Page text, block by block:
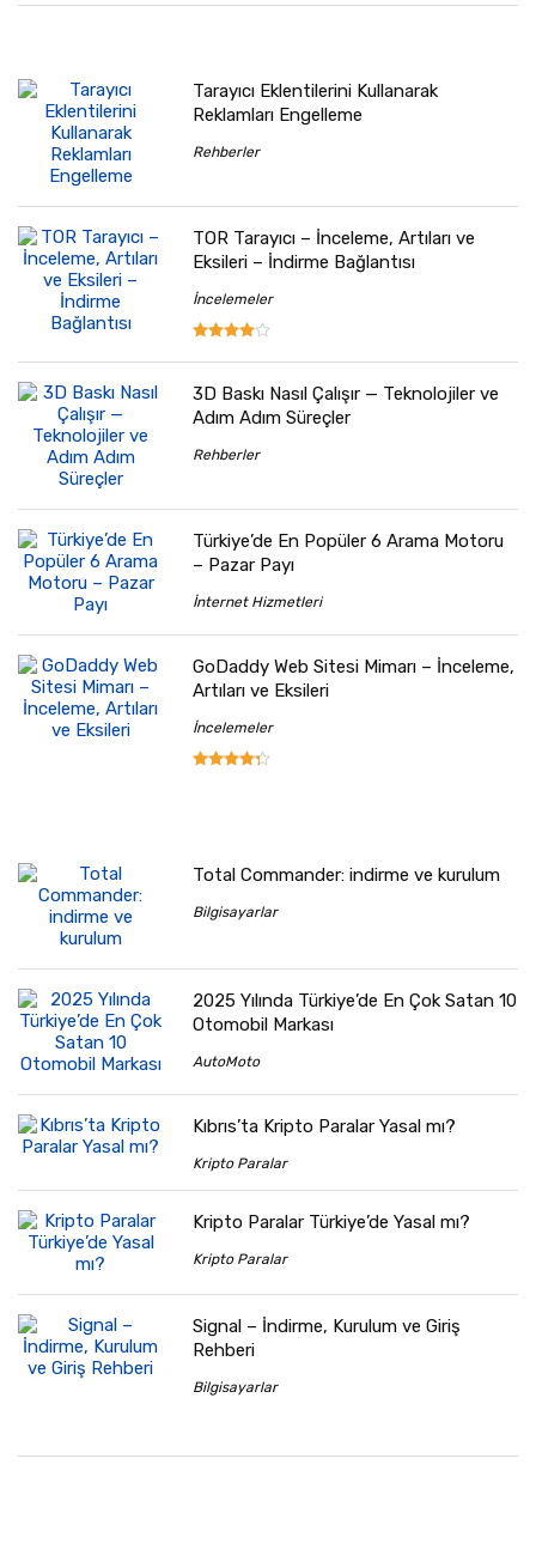
Tarayıcı Eklentilerini Kullanarak
Reklamları Engelleme
Rehberler
TOR Tarayıcı – İnceleme, Artıları ve
Eksileri – İndirme Bağlantısı
İncelemeler
3D Baskı Nasıl Çalışır — Teknolojiler ve
Adım Adım Süreçler
Rehberler
Türkiye’de En Popüler 6 Arama Motoru
– Pazar Payı
İnternet Hizmetleri
GoDaddy Web Sitesi Mimarı – İnceleme,
Artıları ve Eksileri
İncelemeler
Total Commander: indirme ve kurulum
Bilgisayarlar
2025 Yılında Türkiye’de En Çok Satan 10
Otomobil Markası
AutoMoto
Kıbrıs’ta Kripto Paralar Yasal mı?
Kripto Paralar
Kripto Paralar Türkiye’de Yasal mı?
Kripto Paralar
Signal – İndirme, Kurulum ve Giriş
Rehberi
Bilgisayarlar